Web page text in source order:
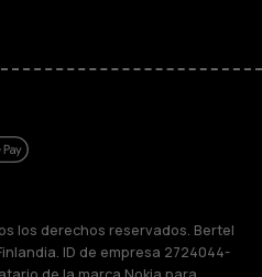
los derechos reservados. Bertel
ID de empresa 2724044-